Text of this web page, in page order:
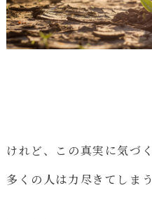
けれど、この真実に気づく
多くの人は力尽きてしまう